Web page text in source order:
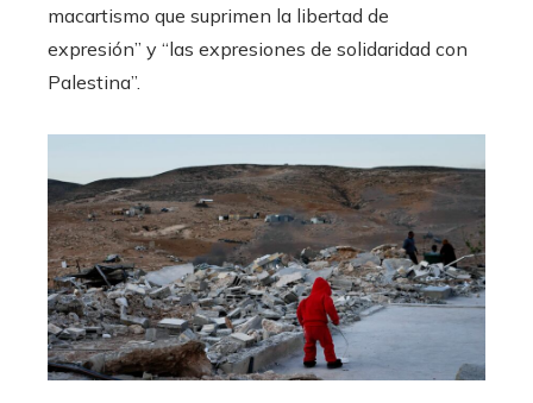
macartismo que suprimen la libertad de
expresión” y “las expresiones de solidaridad con
Palestina”.